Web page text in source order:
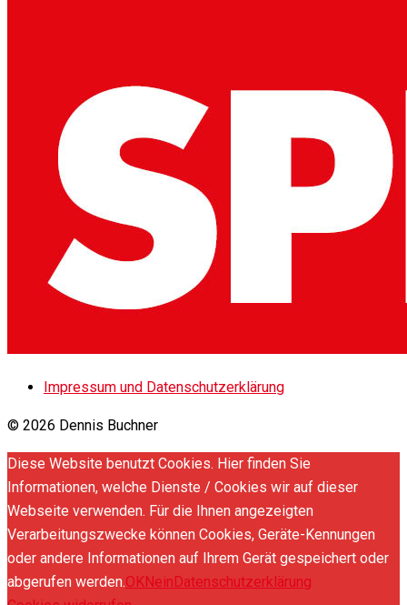
Impressum und Datenschutzerklärung
© 2026 Dennis Buchner
Diese Website benutzt Cookies. Hier finden Sie
Informationen, welche Dienste / Cookies wir auf dieser
Webseite verwenden. Für die Ihnen angezeigten
Verarbeitungszwecke können Cookies, Geräte-Kennungen
oder andere Informationen auf Ihrem Gerät gespeichert oder
abgerufen werden.OKNeinDatenschutzerklärung